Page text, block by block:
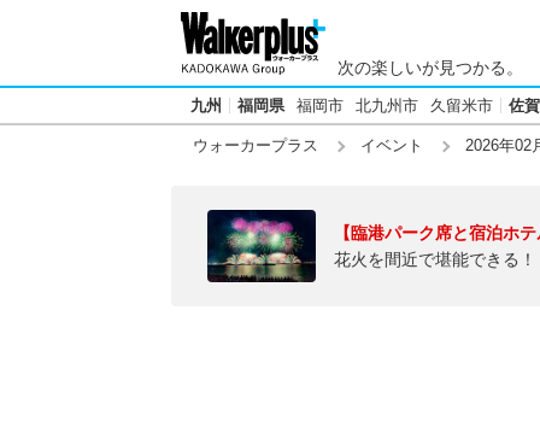
次の楽しいが見つかる。
九州 福岡県 福岡市 北九州市 久留米市 佐
ウォーカープラス イベント 2026年02
【臨港パーク席と宿泊ホ
花火を間近で堪能できる